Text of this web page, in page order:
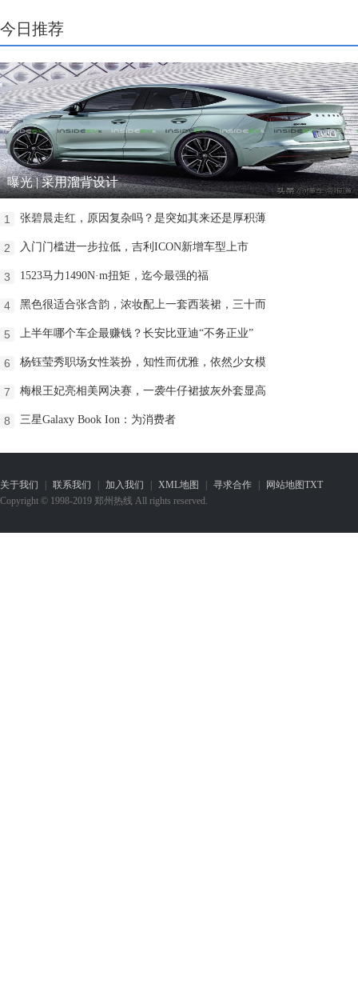
今日推荐
曝光 | 采用溜背设计
1 张碧晨走红，原因复杂吗？是突如其来还是厚积薄
2 入门门槛进一步拉低，吉利ICON新增车型上市
3 1523马力1490N·m扭矩，迄今最强的福
4 黑色很适合张含韵，浓妆配上一套西装裙，三十而
5 上半年哪个车企最赚钱？长安比亚迪“不务正业”
6 杨钰莹秀职场女性装扮，知性而优雅，依然少女模
7 梅根王妃亮相美网决赛，一袭牛仔裙披灰外套显高
8 三星Galaxy Book Ion：为消费者
关于我们 联系我们 加入我们 XML地图 寻求合作 网站地图TXT
Copyright © 1998-2019 郑州热线 All rights reserved.